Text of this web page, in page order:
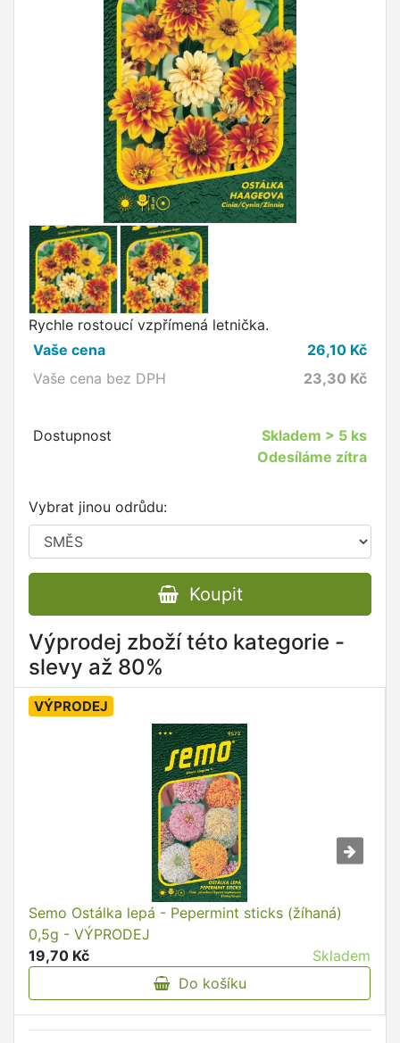
Rychle rostoucí vzpřímená letnička.
Vaše cena
26,10 Kč
Vaše cena bez DPH
23,30 Kč
Dostupnost Skladem > 5 ks
Odesíláme zítra
Vybrat jinou odrůdu:
Koupit
Výprodej zboží této kategorie -
slevy až 80%
VÝPRODEJ
Semo Ostálka lepá - Pepermint sticks (žíhaná)
0,5g - VÝPRODEJ
19,70 Kč
Skladem
Do košíku